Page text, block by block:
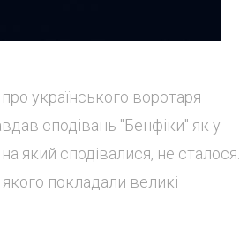
українського воротаря
сподівань "Бенфіки" як у
який сподівалися, не сталося.
покладали великі